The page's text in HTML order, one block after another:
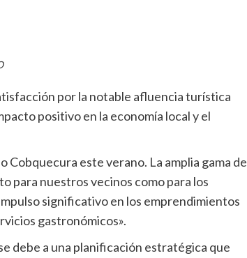
por la notable afluencia turística
positivo en la economía local y el
Cobquecura este verano. La amplia gama de
para nuestros vecinos como para los
significativo en los emprendimientos
gastronómicos».
debe a una planificación estratégica que